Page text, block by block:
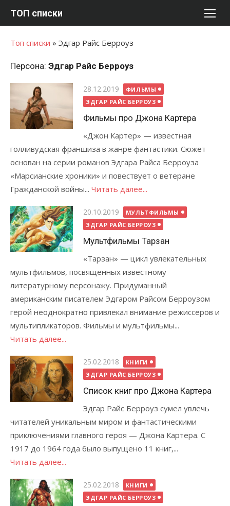
ТОП списки
Топ списки » Эдгар Райс Берроуз
Персона: Эдгар Райс Берроуз
Опубликовано
28.12.2019
ФИЛЬМЫ
ЭДГАР РАЙС БЕРРОУЗ
Фильмы про Джона Картера
«Джон Картер» — известная
голливудская франшиза в жанре фантастики. Сюжет
основан на серии романов Эдгара Райса Берроуза
«Марсианские хроники» и повествует о ветеране
Гражданской войны... Читать далее...
Опубликовано
20.10.2019
МУЛЬТФИЛЬМЫ
ЭДГАР РАЙС БЕРРОУЗ
Мультфильмы Тарзан
«Тарзан» — цикл увлекательных
мультфильмов, посвященных известному
литературному персонажу. Придуманный
американским писателем Эдгаром Райсом Берроузом
герой неоднократно привлекал внимание режиссеров и
мультипликаторов. Фильмы и мультфильмы...
Читать далее...
Опубликовано
25.02.2018
КНИГИ
ЭДГАР РАЙС БЕРРОУЗ
Список книг про Джона Картера
Эдгар Райс Берроуз сумел увлечь
читателей уникальным миром и фантастическими
приключениями главного героя — Джона Картера. С
1917 до 1964 года было выпущено 11 книг,...
Читать далее...
Опубликовано
25.02.2018
КНИГИ
ЭДГАР РАЙС БЕРРОУЗ